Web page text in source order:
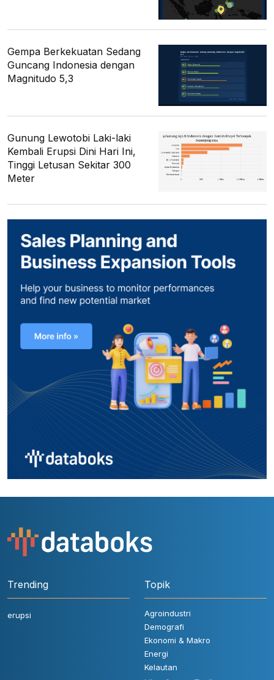
Gempa Berkekuatan Sedang
Guncang Indonesia dengan
Magnitudo 5,3
Gunung Lewotobi Laki-laki
Kembali Erupsi Dini Hari Ini,
Tinggi Letusan Sekitar 300
Meter
Trending
erupsi
Topik
Agroindustri
Demografi
Ekonomi & Makro
Energi
Kelautan